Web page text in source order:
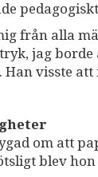
från alla
jag
visste
om att
blev